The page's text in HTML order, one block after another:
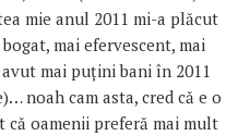
mie anul 2011 mi-a plăcut
mai efervescent, mai
avut mai puțini bani în 2011
noah cam asta, cred că e o
că oamenii preferă mai mult